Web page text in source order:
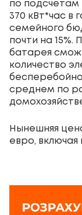
по подсчетам
370 кВт*час в
семейного
почти на 15%.
батарея
количество
среднем по
Нынешняя
евро,